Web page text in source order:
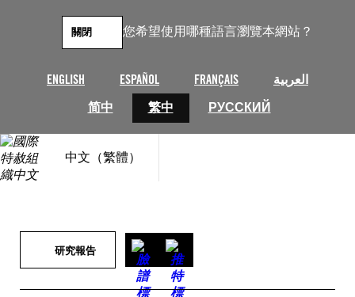
您希望使用哪種語言瀏覽本網站？
ENGLISH ESPAÑOL FRANÇAIS
العربية
简中
繁中 РУССКИЙ
關閉
中文（繁體）
研究報告